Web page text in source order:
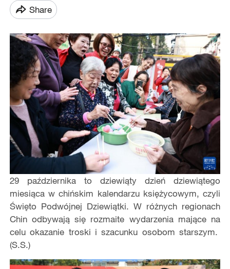
Share
29 października to dziewiąty dzień dziewiątego
miesiąca w chińskim kalendarzu księżycowym, czyli
Święto Podwójnej Dziewiątki. W różnych regionach
Chin odbywają się rozmaite wydarzenia mające na
celu okazanie troski i szacunku osobom starszym.
(S.S.)